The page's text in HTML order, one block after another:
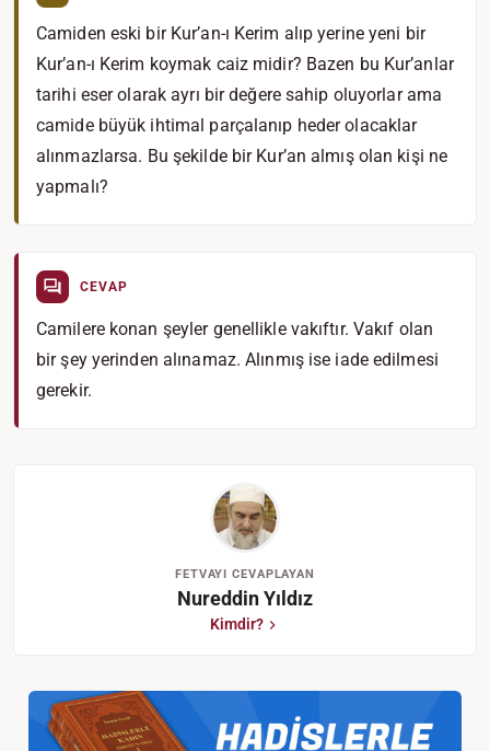
Camiden eski bir Kur’an-ı Kerim alıp yerine yeni bir
Kur’an-ı Kerim koymak caiz midir? Bazen bu Kur’anlar
tarihi eser olarak ayrı bir değere sahip oluyorlar ama
camide büyük ihtimal parçalanıp heder olacaklar
alınmazlarsa. Bu şekilde bir Kur’an almış olan kişi ne
yapmalı?
CEVAP
Camilere konan şeyler genellikle vakıftır. Vakıf olan
bir şey yerinden alınamaz. Alınmış ise iade edilmesi
gerekir.
FETVAYI CEVAPLAYAN
Nureddin Yıldız
Kimdir?